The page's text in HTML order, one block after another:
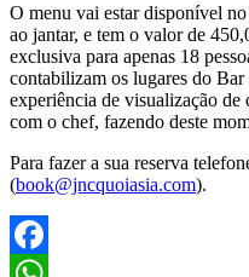
O menu vai estar disponível
ao jantar, e tem o valor de
exclusiva para apenas 18
contabilizam os lugares do
experiência de visualização de
com o chef, fazendo deste
Para fazer a sua reserva t
(book@jncquoiasia.com).
Facebook